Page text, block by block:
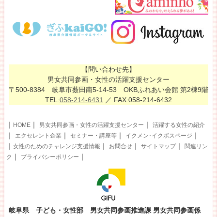
【問い合わせ先】
男女共同参画・女性の活躍支援センター
〒500-8384 岐阜市薮田南5-14-53 OKBふれあい会館 第2棟9階
TEL:058-214-6431 ／ FAX:058-214-6432
｜ HOME ｜ 男女共同参画・女性の活躍支援センター ｜ 活躍する女性の紹介
｜ エクセレント企業 ｜ セミナー・講座等 ｜ イクメン･イクボスページ ｜
｜女性のためのチャレンジ支援情報 ｜ お問合せ ｜ サイトマップ｜
関連リン
ク ｜ プライバシーポリシー ｜
岐阜県 子ども・女性部 男女共同参画推進課 男女共同参画係